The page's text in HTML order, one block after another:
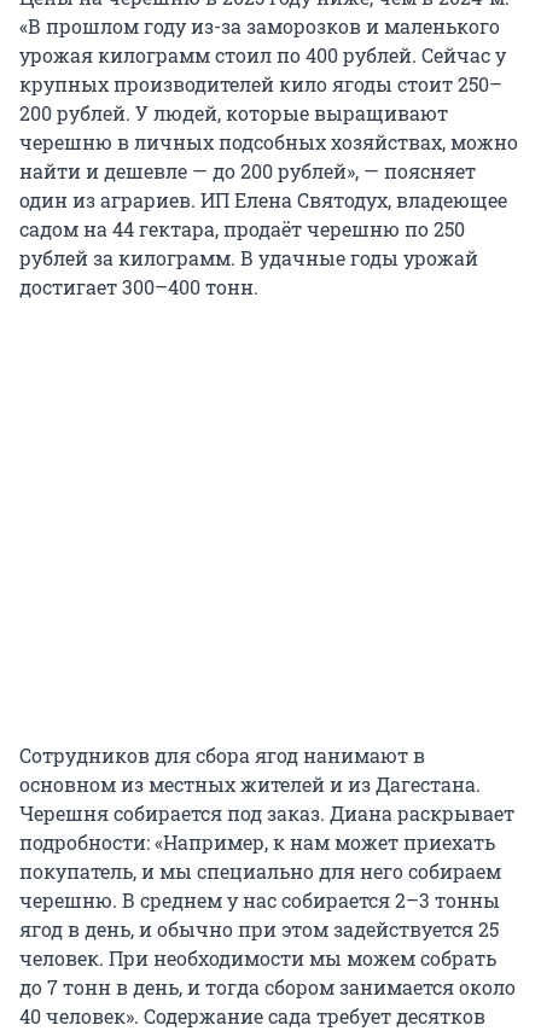
«В прошлом году из-за заморозков и маленького
урожая килограмм стоил по 400 рублей. Сейчас у
крупных производителей кило ягоды стоит 250–
200 рублей. У людей, которые выращивают
черешню в личных подсобных хозяйствах, можно
найти и дешевле — до 200 рублей», — поясняет
один из аграриев. ИП Елена Святодух, владеющее
садом на 44 гектара, продаёт черешню по 250
рублей за килограмм. В удачные годы урожай
достигает 300–400 тонн.
Сотрудников для сбора ягод нанимают в
основном из местных жителей и из Дагестана.
Черешня собирается под заказ. Диана раскрывает
подробности: «Например, к нам может приехать
покупатель, и мы специально для него собираем
черешню. В среднем у нас собирается 2–3 тонны
ягод в день, и обычно при этом задействуется 25
человек. При необходимости мы можем собрать
до 7 тонн в день, и тогда сбором занимается около
40 человек». Содержание сада требует десятков